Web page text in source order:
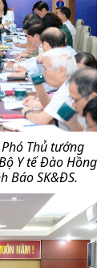
Thủ tướng
Y tế Đào Hồng
Báo SK&ĐS.